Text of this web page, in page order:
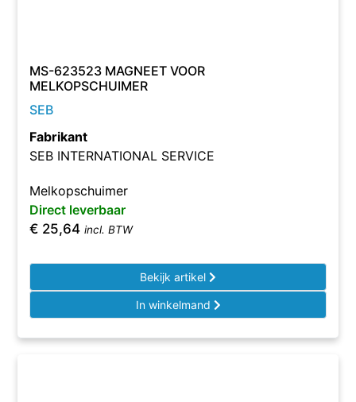
MS-623523 MAGNEET VOOR
MELKOPSCHUIMER
SEB
Fabrikant
SEB INTERNATIONAL SERVICE
Melkopschuimer
Direct leverbaar
€ 25,64 incl. BTW
Bekijk artikel
In winkelmand